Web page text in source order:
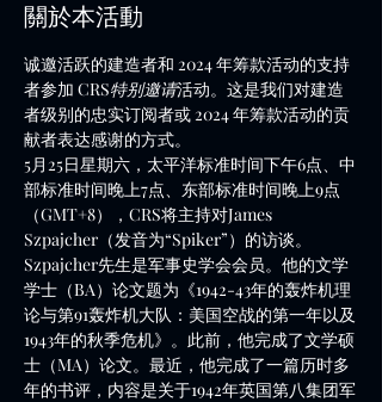
關於本活動
诚邀活跃的建造者和 2024 年筹款活动的支持
者参加 CRS特别邀请活动。这是我们对建造
者级别的忠实订阅者或 2024 年筹款活动的贡
献者表达感谢的方式。
5月25日星期六，太平洋标准时间下午6点、中
部标准时间晚上7点、东部标准时间晚上9点
（GMT+8），CRS将主持对James
Szpajcher（发音为“Spiker”）的访谈。
Szpajcher先生是军事史学会会员。他的文学
学士（BA）论文题为《1942-43年的轰炸机理
论与第91轰炸机大队：美国空战的第一年以及
1943年的秋季危机》。此前，他完成了文学硕
士（MA）论文。最近，他完成了一篇历时多
年的书评，内容是关于1942年英国第八集团军